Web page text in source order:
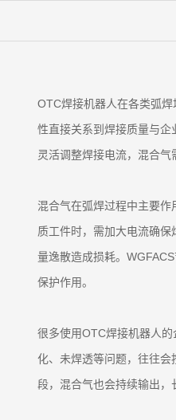
OTC焊接机器人在各类弧
性直接关系到焊接质量与
灵活调整焊接电流，混合
混合气在弧焊过程中主要
质工件时，需加大电流确
量逸散造成损耗。
保护作用。
很多使用OTC焊接机器人
化、未焊透等问题，往往
段，混合气也会持续输出